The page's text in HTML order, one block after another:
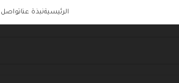
الرئيسيةنبذة عناتواصل